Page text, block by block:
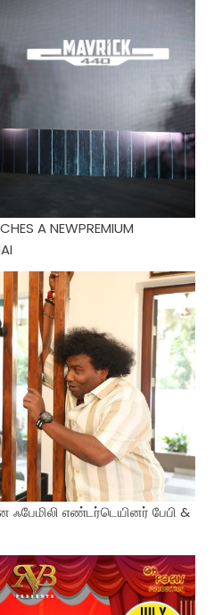
A NEWPREMIUM
ஃபேமிலி எண்டர்டெயினர் பேபி &